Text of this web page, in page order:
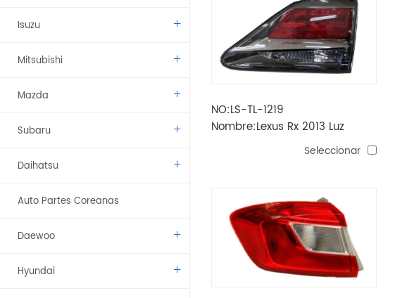
Isuzu
Mitsubishi
Mazda
Subaru
Daihatsu
Auto Partes Coreanas
Daewoo
Hyundai
NO:LS-TL-1219
Nombre:Lexus Rx 2013 Luz
Seleccionar